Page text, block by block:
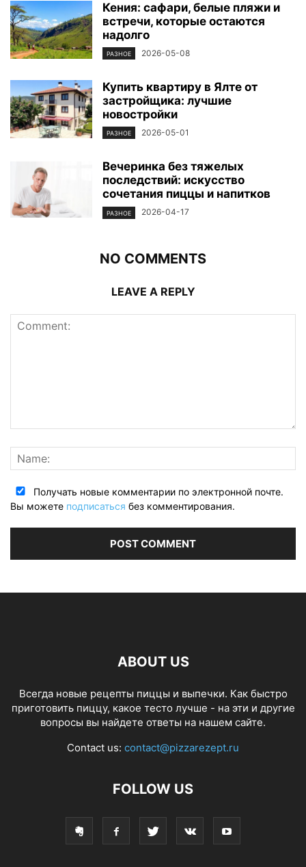
Кения: сафари, белые пляжи и
встречи, которые остаются
надолго
РАЗНОЕ 2026-05-08
Купить квартиру в Ялте от
застройщика: лучшие
новостройки
РАЗНОЕ 2026-05-01
Вечеринка без тяжелых
последствий: искусство
сочетания пиццы и напитков
РАЗНОЕ 2026-04-17
NO COMMENTS
LEAVE A REPLY
Получать новые комментарии по электронной почте.
Вы можете подписаться без комментирования.
ABOUT US
Всегда новые рецепты пиццы и выпечки. Как быстро
приготовить пиццу, какое тесто лучше - на эти и другие
вопросы вы найдете ответы на нашем сайте.
Contact us: contact@pizzarezept.ru
FOLLOW US